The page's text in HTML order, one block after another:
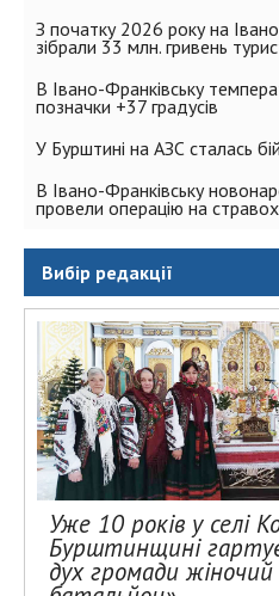
З початку 2026 року на
зібрали 33 млн. гривень
В Івано-Франківську
позначки +37 градусів
У Бурштині на АЗС сталась
В Івано-Франківську
провели операцію на
Вибір редакції
Уже 10 років у селі
Бурштинщині
дух громади